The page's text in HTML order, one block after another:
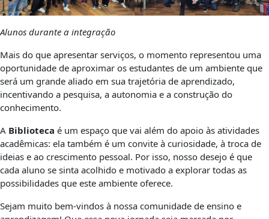
Alunos durante a integração
Mais do que apresentar serviços, o momento representou uma
oportunidade de aproximar os estudantes de um ambiente que
será um grande aliado em sua trajetória de aprendizado,
incentivando a pesquisa, a autonomia e a construção do
conhecimento.
A Biblioteca é um espaço que vai além do apoio às atividades
acadêmicas: ela também é um convite à curiosidade, à troca de
ideias e ao crescimento pessoal. Por isso, nosso desejo é que
cada aluno se sinta acolhido e motivado a explorar todas as
possibilidades que este ambiente oferece.
Sejam muito bem-vindos à nossa comunidade de ensino e